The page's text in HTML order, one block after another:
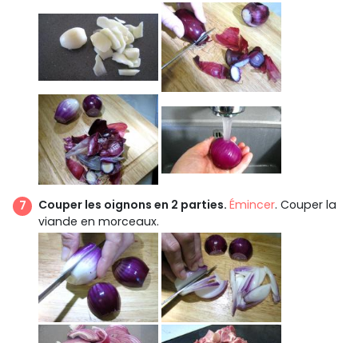
Couper les oignons en 2 parties. Émincer. Couper la
viande en morceaux.